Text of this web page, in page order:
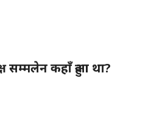
सम्मलेन कहाँ हुआ था?